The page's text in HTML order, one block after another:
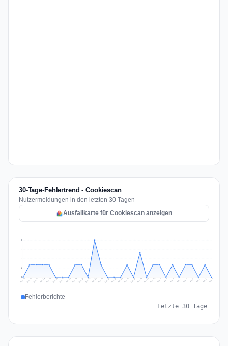
30-Tage-Fehlertrend - Cookiescan
Nutzermeldungen in den letzten 30 Tagen
Ausfallkarte für Cookiescan anzeigen
1
2
2
3
Jul 11 Jul 12 Jul 13 Jul 14 Jul 15 Jul 16 Jul 17 Jul 18 Jul 19 Jul 20 Jul 21 Jul 22 Jul 23 Jul 24 Jul 25 Jul 26 Jul 27 Jul 28 Jul 29 Jul 30 Jul 31 Aug 1 Aug 2 Aug 3 Aug 4 Aug 5 Aug 6 Aug 7 Aug 8 Aug 9
Fehlerberichte
Letzte 30 Tage